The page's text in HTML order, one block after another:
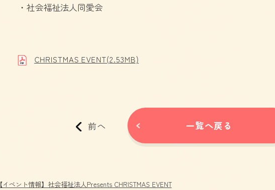
・社会福祉法人同愛会
CHRISTMAS EVENT(2.53MB)
前へ 一覧へ戻る
【イベント情報】社会福祉法人Presents CHRISTMAS EVENT